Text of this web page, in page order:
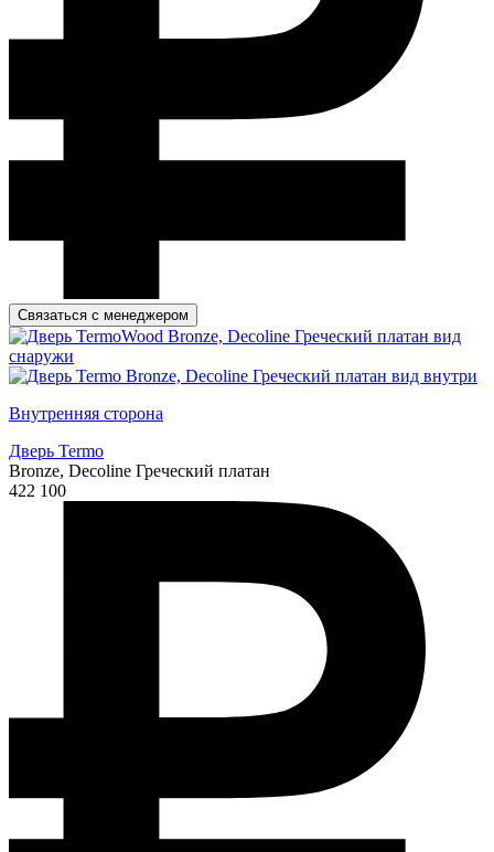
Связаться с менеджером
Внутренняя сторона
Дверь Termo
Bronze, Decoline Греческий платан
422 100